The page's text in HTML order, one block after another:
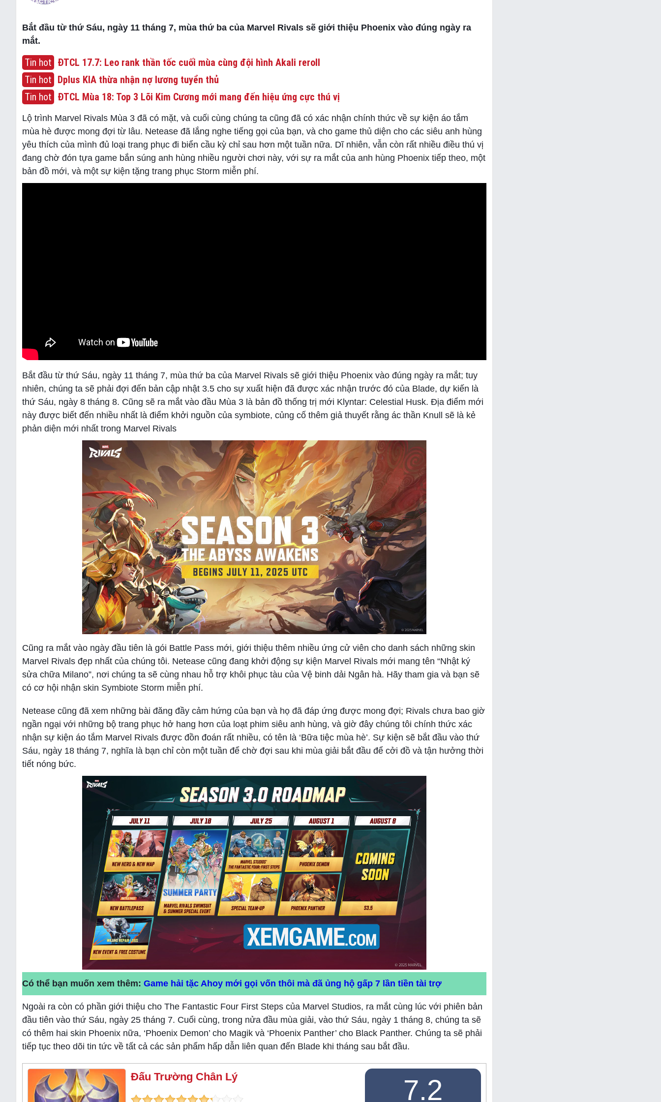
Bắt đầu từ thứ Sáu, ngày 11 tháng 7, mùa thứ ba của Marvel Rivals sẽ giới thiệu Phoenix vào đúng ngày ra
mắt.
Tin hot ĐTCL 17.7: Leo rank thần tốc cuối mùa cùng đội hình Akali reroll
Tin hot Dplus KIA thừa nhận nợ lương tuyển thủ
Tin hot ĐTCL Mùa 18: Top 3 Lõi Kim Cương mới mang đến hiệu ứng cực thú vị
Lộ trình Marvel Rivals Mùa 3 đã có mặt, và cuối cùng chúng ta cũng đã có xác nhận chính thức về sự kiện áo tắm
mùa hè được mong đợi từ lâu. Netease đã lắng nghe tiếng gọi của bạn, và cho game thủ diện cho các siêu anh hùng
yêu thích của mình đủ loại trang phục đi biển cầu kỳ chỉ sau hơn một tuần nữa. Dĩ nhiên, vẫn còn rất nhiều điều thú vị
đang chờ đón tựa game bắn súng anh hùng nhiều người chơi này, với sự ra mắt của anh hùng Phoenix tiếp theo, một
bản đồ mới, và một sự kiện tặng trang phục Storm miễn phí.
Bắt đầu từ thứ Sáu, ngày 11 tháng 7, mùa thứ ba của Marvel Rivals sẽ giới thiệu Phoenix vào đúng ngày ra mắt; tuy
nhiên, chúng ta sẽ phải đợi đến bản cập nhật 3.5 cho sự xuất hiện đã được xác nhận trước đó của Blade, dự kiến ​​là
thứ Sáu, ngày 8 tháng 8. Cũng sẽ ra mắt vào đầu Mùa 3 là bản đồ thống trị mới Klyntar: Celestial Husk. Địa điểm mới
này được biết đến nhiều nhất là điểm khởi nguồn của symbiote, củng cố thêm giả thuyết rằng ác thần Knull sẽ là kẻ
phản diện mới nhất trong Marvel Rivals
Cũng ra mắt vào ngày đầu tiên là gói Battle Pass mới, giới thiệu thêm nhiều ứng cử viên cho danh sách những skin
Marvel Rivals đẹp nhất của chúng tôi. Netease cũng đang khởi động sự kiện Marvel Rivals mới mang tên “Nhật ký
sửa chữa Milano”, nơi chúng ta sẽ cùng nhau hỗ trợ khôi phục tàu của Vệ binh dải Ngân hà. Hãy tham gia và bạn sẽ
có cơ hội nhận skin Symbiote Storm miễn phí.
Netease cũng đã xem những bài đăng đầy cảm hứng của bạn và họ đã đáp ứng được mong đợi; Rivals chưa bao giờ
ngần ngại với những bộ trang phục hở hang hơn của loạt phim siêu anh hùng, và giờ đây chúng tôi chính thức xác
nhận sự kiện áo tắm Marvel Rivals được đồn đoán rất nhiều, có tên là ‘Bữa tiệc mùa hè’. Sự kiện sẽ bắt đầu vào thứ
Sáu, ngày 18 tháng 7, nghĩa là bạn chỉ còn một tuần để chờ đợi sau khi mùa giải bắt đầu để cởi đồ và tận hưởng thời
tiết nóng bức.
Có thể bạn muốn xem thêm: Game hải tặc Ahoy mới gọi vốn thôi mà đã ủng hộ gấp 7 lần tiền tài trợ
Ngoài ra còn có phần giới thiệu cho The Fantastic Four First Steps của Marvel Studios, ra mắt cùng lúc với phiên bản
đầu tiên vào thứ Sáu, ngày 25 tháng 7. Cuối cùng, trong nửa đầu mùa giải, vào thứ Sáu, ngày 1 tháng 8, chúng ta sẽ
có thêm hai skin Phoenix nữa, ‘Phoenix Demon’ cho Magik và ‘Phoenix Panther’ cho Black Panther. Chúng ta sẽ phải
tiếp tục theo dõi tin tức về tất cả các sản phẩm hấp dẫn liên quan đến Blade khi tháng sau bắt đầu.
Đấu Trường Chân Lý 7.2